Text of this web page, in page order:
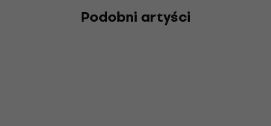
występując we Francji.Podobni artyści